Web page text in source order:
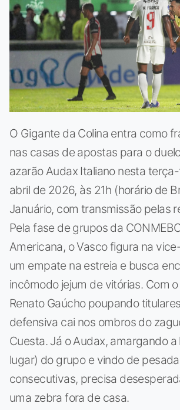
O Gigante da Colina entra como
nas casas de apostas para o
azarão Audax Italiano nesta
abril de 2026, às 21h (horário de
Januário, com transmissão pelas
Pela fase de grupos da
Americana, o Vasco figura na
um empate na estreia e busca
incômodo jejum de vitórias. Com
Renato Gaúcho poupando
defensiva cai nos ombros do
Cuesta. Já o Audax, amargando a
lugar) do grupo e vindo de
consecutivas, precisa
uma zebra fora de casa.